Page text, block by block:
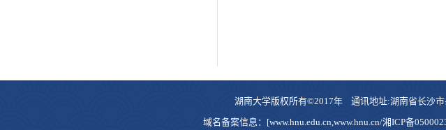
湖南大学版权所有©2017年 通讯地址:湖南省长沙
域名备案信息：[www.hnu.edu.cn,www.hnu.cn/湘ICP备